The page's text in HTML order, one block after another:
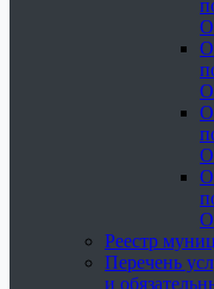
О
О
О
Реестр
Перечень
и